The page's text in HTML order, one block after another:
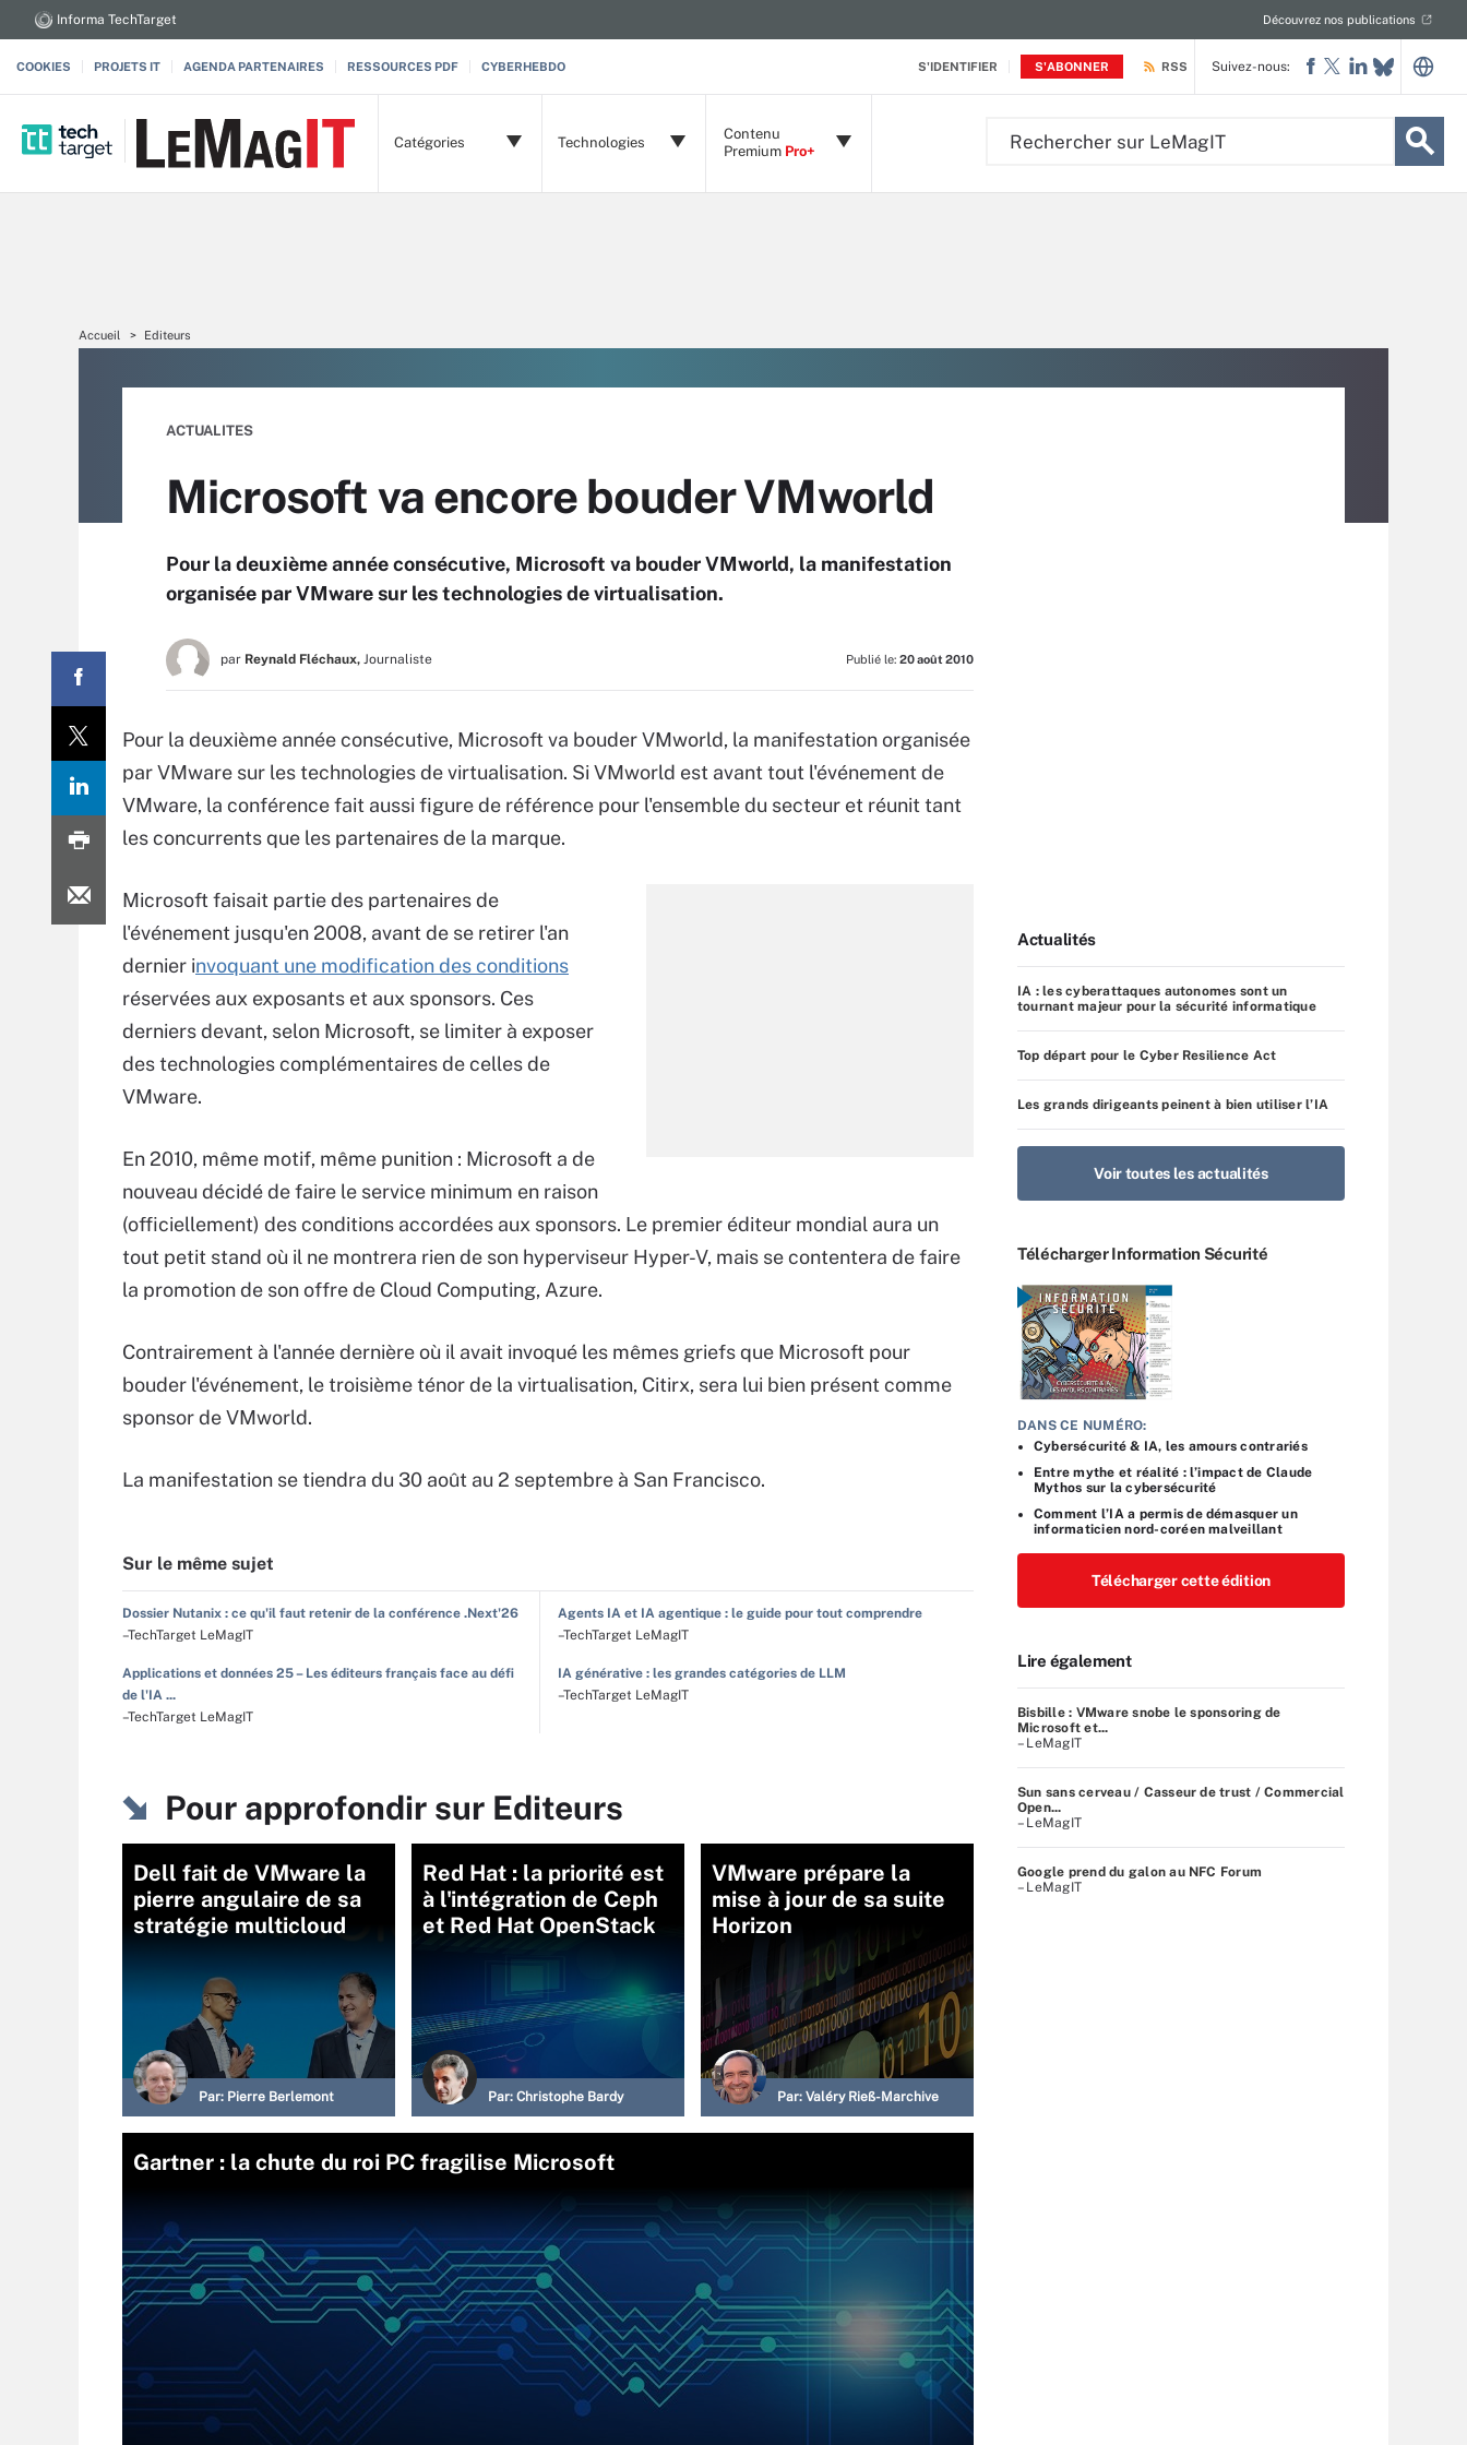
S'IDENTIFIER S'ABONNER
Informa TechTarget Découvrez nos publications
COOKIES PROJETS IT AGENDA PARTENAIRES RESSOURCES PDF CYBERHEBDO RSS
Catégories Technologies
Contenu
Premium Pro+
Suivez-nous:
Accueil Editeurs
ACTUALITES
Microsoft va encore bouder VMworld
Pour la deuxième année consécutive, Microsoft va bouder VMworld, la manifestation
organisée par VMware sur les technologies de virtualisation.
par Reynald Fléchaux, Journaliste Publié le: 20 août 2010
Pour la deuxième année consécutive, Microsoft va bouder VMworld, la manifestation organisée
par VMware sur les technologies de virtualisation. Si VMworld est avant tout l'événement de
VMware, la conférence fait aussi figure de référence pour l'ensemble du secteur et réunit tant
les concurrents que les partenaires de la marque.
Microsoft faisait partie des partenaires de
l'événement jusqu'en 2008, avant de se retirer l'an
dernier invoquant une modification des conditions
réservées aux exposants et aux sponsors. Ces
derniers devant, selon Microsoft, se limiter à exposer
des technologies complémentaires de celles de
VMware.
En 2010, même motif, même punition : Microsoft a de
nouveau décidé de faire le service minimum en raison
(officiellement) des conditions accordées aux sponsors. Le premier éditeur mondial aura un
tout petit stand où il ne montrera rien de son hyperviseur Hyper-V, mais se contentera de faire
la promotion de son offre de Cloud Computing, Azure.
Contrairement à l'année dernière où il avait invoqué les mêmes griefs que Microsoft pour
bouder l'événement, le troisième ténor de la virtualisation, Citirx, sera lui bien présent comme
sponsor de VMworld.
La manifestation se tiendra du 30 août au 2 septembre à San Francisco.
Sur le même sujet
Dossier Nutanix : ce qu'il faut retenir de la conférence .Next'26
–TechTarget LeMagIT
Agents IA et IA agentique : le guide pour tout comprendre
–TechTarget LeMagIT
Applications et données 25 – Les éditeurs français face au défi
de l'IA ...
–TechTarget LeMagIT
IA générative : les grandes catégories de LLM
–TechTarget LeMagIT
Pour approfondir sur Editeurs
Dell fait de VMware la
pierre angulaire de sa
stratégie multicloud
Par: Pierre Berlemont
Red Hat : la priorité est
à l'intégration de Ceph
et Red Hat OpenStack
Par: Christophe Bardy
VMware prépare la
mise à jour de sa suite
Horizon
Par: Valéry Rieß-Marchive
Gartner : la chute du roi PC fragilise Microsoft
Actualités
IA : les cyberattaques autonomes sont un
tournant majeur pour la sécurité informatique
Top départ pour le Cyber Resilience Act
Les grands dirigeants peinent à bien utiliser l’IA
Voir toutes les actualités
Télécharger Information Sécurité
DANS CE NUMÉRO:
Cybersécurité & IA, les amours contrariés
Entre mythe et réalité : l’impact de Claude
Mythos sur la cybersécurité
Comment l’IA a permis de démasquer un
informaticien nord-coréen malveillant
Télécharger cette édition
Lire également
Bisbille : VMware snobe le sponsoring de
Microsoft et...
– LeMagIT
Sun sans cerveau / Casseur de trust / Commercial
Open...
– LeMagIT
Google prend du galon au NFC Forum
– LeMagIT